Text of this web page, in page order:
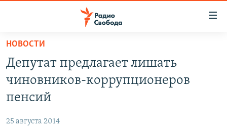
упрощенного
доступа
основному
Вернутся
ПОДКАСТЫ
АВТОРСКИЕ ПРОЕКТЫ
МНЕНИЯ
НОВОСТИ
Депутат предлагает лишать
чиновников-коррупционеров
пенсий
25 августа 2014